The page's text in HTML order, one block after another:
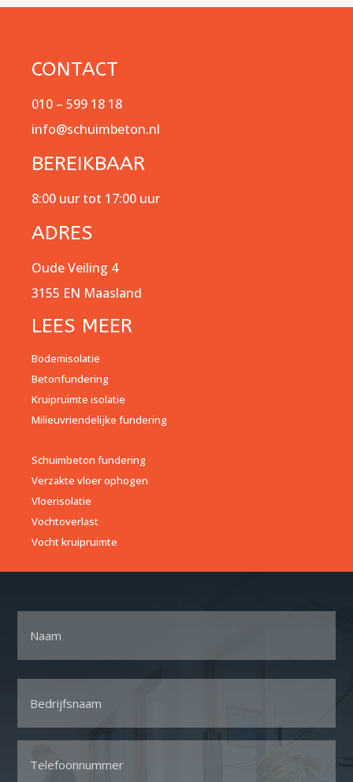
CONTACT
010 – 599 18 18
info@schuimbeton.nl
BEREIKBAAR
8:00 uur tot 17:00 uur
ADRES
Oude Veiling 4
3155 EN Maasland
LEES MEER
Bodemisolatie
Betonfundering
Kruipruimte isolatie
Milieuvriendelijke fundering
Schuimbeton fundering
Verzakte vloer ophogen
Vloerisolatie
Vochtoverlast
Vocht kruipruimte